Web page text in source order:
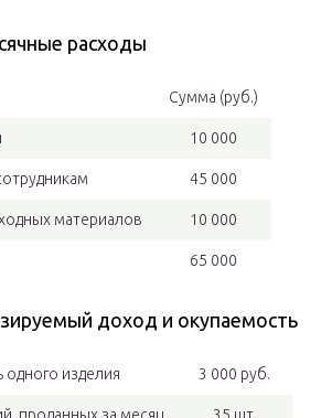
расходы
Сумма (руб.)
10 000
45 000
материалов 10 000
65 000
доход и окупаемость
одного изделия 3 000 руб.